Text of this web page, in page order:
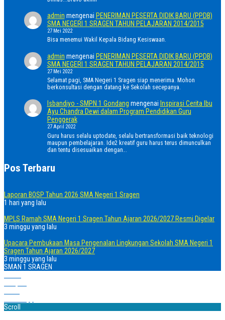
admin mengenai PENERIMAN PESERTA DIDIK BARU (PPDB)
SMA NEGERI 1 SRAGEN TAHUN PELAJARAN 2014/2015
27 Mei 2022
Bisa menemui Wakil Kepala Bidang Kesiswaan.
admin mengenai PENERIMAN PESERTA DIDIK BARU (PPDB)
SMA NEGERI 1 SRAGEN TAHUN PELAJARAN 2014/2015
27 Mei 2022
Selamat pagi, SMA Negeri 1 Sragen siap menerima. Mohon
berkonsultasi dengan datang ke Sekolah secepanya.
Isbandiyo - SMPN 1 Gondang mengenai Inspirasi Cerita Ibu
Ayu Chandra Dewi dalam Program Pendidikan Guru
Penggerak
27 April 2022
Guru harus selalu uptodate, selalu bertransformasi baik teknologi
maupun pembelajaran. Ide2 kreatif guru harus terus dimunculkan
dan tentu disesuaikan dengan…
Pos Terbaru
Laporan BOSP Tahun 2026 SMA Negeri 1 Sragen
1 hari yang lalu
MPLS Ramah SMA Negeri 1 Sragen Tahun Ajaran 2026/2027 Resmi Digelar
3 minggu yang lalu
Upacara Pembukaan Masa Pengenalan Lingkungan Sekolah SMA Negeri 1
Sragen Tahun Ajaran 2026/2027
3 minggu yang lalu
SMAN 1 SRAGEN
Scroll